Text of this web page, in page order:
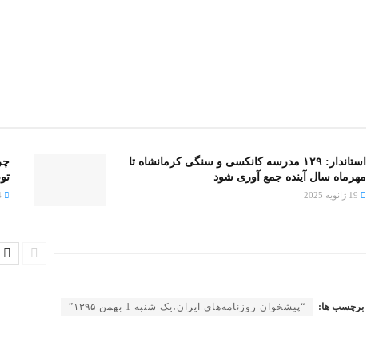
استاندار: ۱۲۹ مدرسه کانکسی و سنگی کرمانشاه تا
مهرماه سال آینده جمع آوری شود
14 ژانویه 2021
برچسب ها: “پیشخوان روزنامه‌های ایران،یک شنبه 1 بهمن ۱۳۹۵”